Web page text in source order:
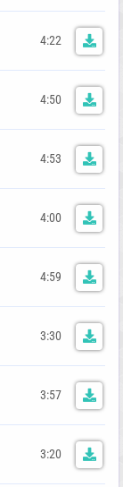
4:22
4:50
4:53
4:00
4:59
3:30
3:57
3:20